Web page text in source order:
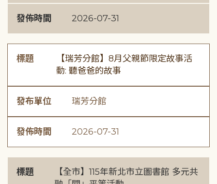
發佈時間 2026-07-31
標題
【瑞芳分館】8月父親節限定故事活
動: 聽爸爸的故事
發布單位 瑞芳分館
發佈時間 2026-07-31
標題
【全市】115年新北市立圖書館 多元共